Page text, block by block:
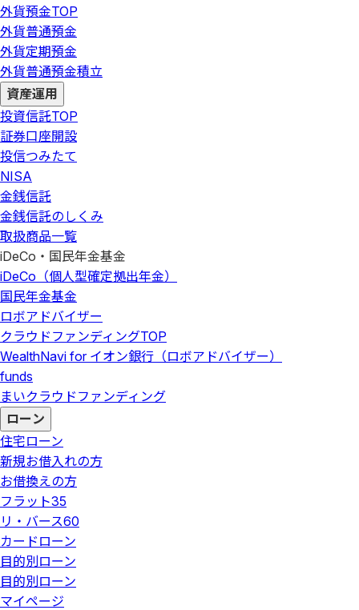
外貨預金TOP
外貨普通預金
外貨定期預金
外貨普通預金積立
資産運用
投資信託TOP
証券口座開設
投信つみたて
NISA
金銭信託
金銭信託のしくみ
取扱商品一覧
iDeCo・国民年金基金
iDeCo（個人型確定拠出年金）
国民年金基金
ロボアドバイザー
クラウドファンディングTOP
WealthNavi for イオン銀行（ロボアドバイザー）
funds
まいクラウドファンディング
ローン
住宅ローン
新規お借入れの方
お借換えの方
フラット35
リ・バース60
カードローン
目的別ローン
目的別ローン
マイページ